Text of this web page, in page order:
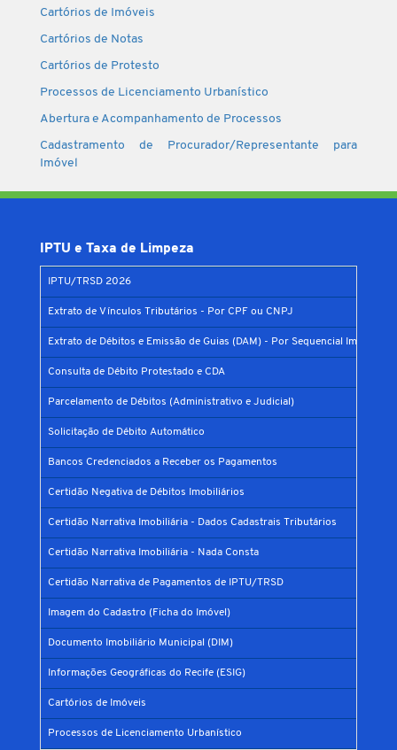
Cartórios de Imóveis
Cartórios de Notas
Cartórios de Protesto
Processos de Licenciamento Urbanístico
Abertura e Acompanhamento de Processos
Cadastramento de Procurador/Representante para
Imóvel
IPTU e Taxa de Limpeza
IPTU/TRSD 2026
Extrato de Vínculos Tributários - Por CPF ou CNPJ
Extrato de Débitos e Emissão de Guias (DAM) - Por Sequencial Imobiliário
Consulta de Débito Protestado e CDA
Parcelamento de Débitos (Administrativo e Judicial)
Solicitação de Débito Automático
Bancos Credenciados a Receber os Pagamentos
Certidão Negativa de Débitos Imobiliários
Certidão Narrativa Imobiliária - Dados Cadastrais Tributários
Certidão Narrativa Imobiliária - Nada Consta
Certidão Narrativa de Pagamentos de IPTU/TRSD
Imagem do Cadastro (Ficha do Imóvel)
Documento Imobiliário Municipal (DIM)
Informações Geográficas do Recife (ESIG)
Cartórios de Imóveis
Processos de Licenciamento Urbanístico